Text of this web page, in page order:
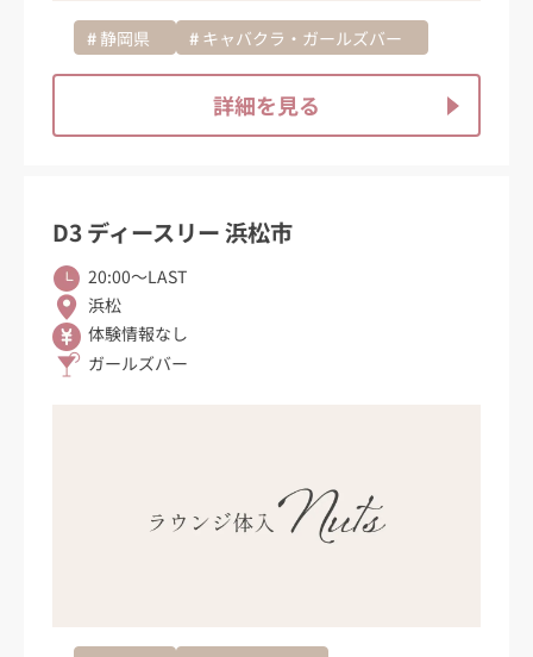
静岡県 キャバクラ・ガールズバー
詳細を見る
D3 ディースリー 浜松市
20:00〜LAST
浜松
体験情報なし
ガールズバー